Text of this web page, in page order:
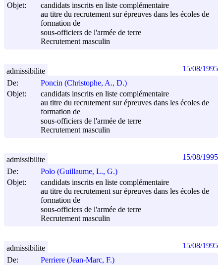
Objet:
candidats inscrits en liste complémentaire
au titre du recrutement sur épreuves dans les écoles de
formation de
sous-officiers de l'armée de terre
Recrutement masculin
De:
Poncin (Christophe, A., D.)
Objet:
candidats inscrits en liste complémentaire
au titre du recrutement sur épreuves dans les écoles de
formation de
sous-officiers de l'armée de terre
Recrutement masculin
admissibilite 15/08/1995
De:
Polo (Guillaume, L., G.)
Objet:
candidats inscrits en liste complémentaire
au titre du recrutement sur épreuves dans les écoles de
formation de
sous-officiers de l'armée de terre
Recrutement masculin
admissibilite 15/08/1995
De:
Perriere (Jean-Marc, F.)
admissibilite 15/08/1995